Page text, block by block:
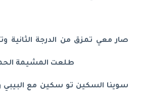
صار معي تمزق من الدرجة الثانية
طلعت المشيمة
سوينا السكين تو سكين مع